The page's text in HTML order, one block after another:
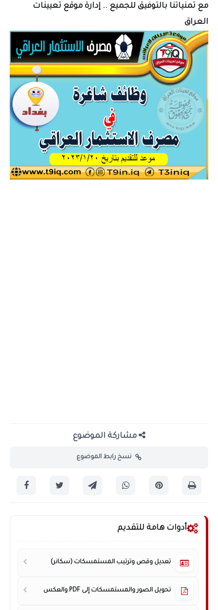
مع تمنياتنا بالتوفيق للجميع .. إدارة موقع تعيينات
العراق
مشاركة الموضوع
نسخ رابط الموضوع
أدوات هامة للتقديم
تعديل وقص وترتيب المستمسكات (سكانر)
تحويل الصور والمستمسكات إلى PDF والعكس